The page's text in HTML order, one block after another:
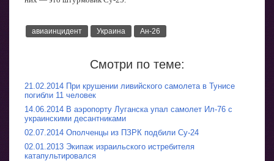
авиаинцидент Украина Ан-26
Смотри по теме:
21.02.2014 При крушении ливийского самолета в Тунисе
погибли 11 человек
14.06.2014 В аэропорту Луганска упал самолет Ил-76 с
украинскими десантниками
02.07.2014 Ополченцы из ПЗРК подбили Су-24
02.01.2013 Экипаж израильского истребителя
катапультировался